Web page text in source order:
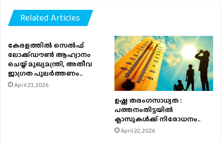
Related Articles
കേരളത്തിൽ സെൽഫ്
ലോക്ക്ഡൗൺ ആഹ്വാനം
ചെയ്ത് മുഖ്യമന്ത്രി, അതീവ
ജാഗ്രത പുലർത്തണം..
April 23, 2026
ഉഷ്ണ തരംഗസാധ്യത :
പത്തനംതിട്ടയില്‍
ക്ലാസുകള്‍ക്ക് നിരോധനം..
April 22, 2026